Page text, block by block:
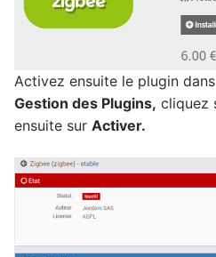
Activez ensuite le plugin
Gestion des Plugins, cliquez
ensuite sur Activer.